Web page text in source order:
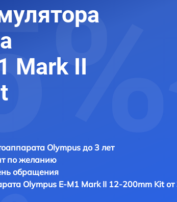
Mark II
Olympus до 3 лет
по желанию
обращения
Olympus E‑M1 Mark II 12-200mm Kit от